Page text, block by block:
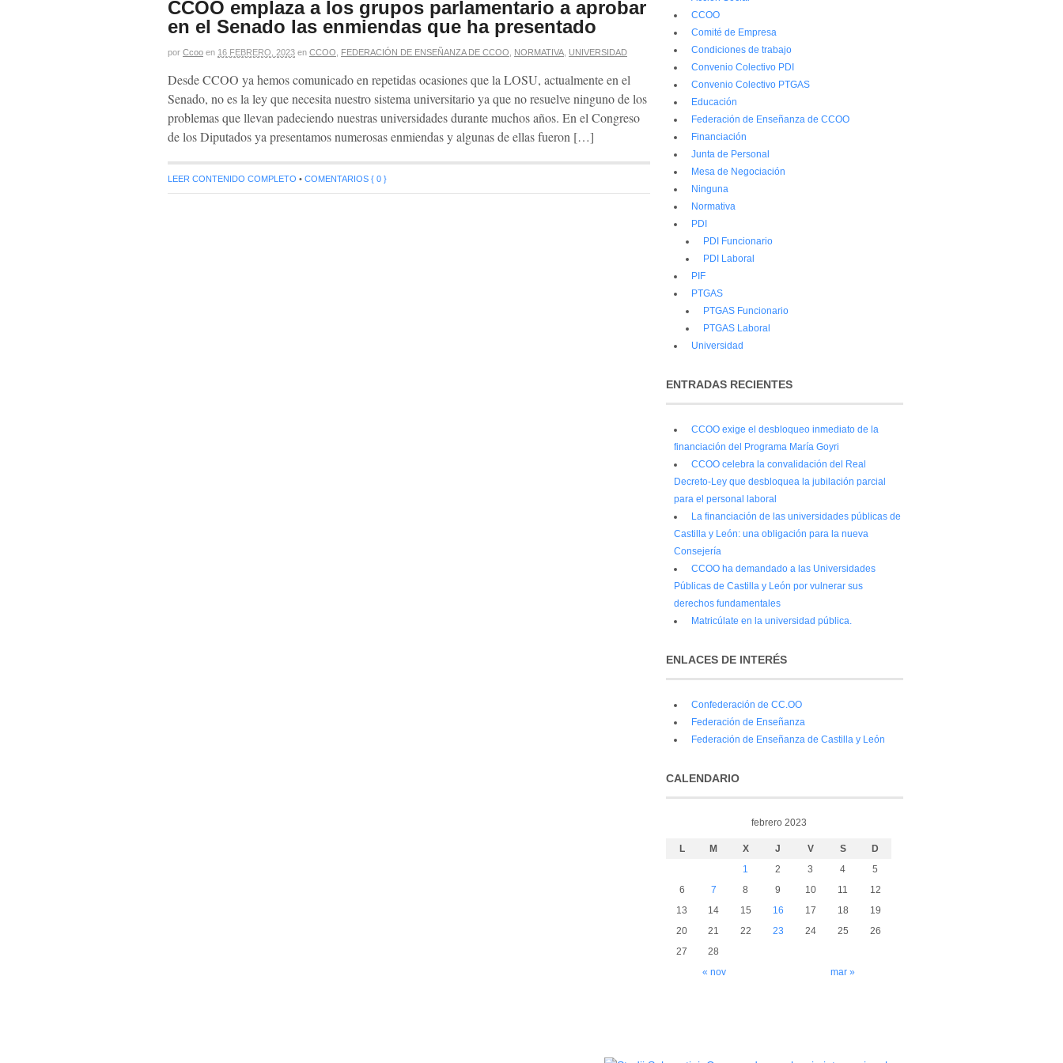
CCOO emplaza a los grupos parlamentario a aprobar
en el Senado las enmiendas que ha presentado
por Ccoo en 16 FEBRERO, 2023 en CCOO FEDERACIÓN DE ENSEÑANZA DE CCOO NORMATIVA UNIVERSIDAD
Desde CCOO ya hemos comunicado en repetidas ocasiones que la LOSU, actualmente en el
Senado, no es la ley que necesita nuestro sistema universitario ya que no resuelve ninguno de los
problemas que llevan padeciendo nuestras universidades durante muchos años. En el Congreso
de los Diputados ya presentamos numerosas enmiendas y algunas de ellas fueron […]
LEER CONTENIDO COMPLETO • COMENTARIOS { 0 }
CCOO
Comité de Empresa
Condiciones de trabajo
Convenio Colectivo PDI
Convenio Colectivo PTGAS
Educación
Federación de Enseñanza de CCOO
Financiación
Junta de Personal
Mesa de Negociación
Ninguna
Normativa
PDI
PDI Funcionario
PDI Laboral
PIF
PTGAS
PTGAS Funcionario
PTGAS Laboral
Universidad
ENTRADAS RECIENTES
CCOO exige el desbloqueo inmediato de la
financiación del Programa María Goyri
CCOO celebra la convalidación del Real
Decreto-Ley que desbloquea la jubilación parcial
para el personal laboral
La financiación de las universidades públicas de
Castilla y León: una obligación para la nueva
Consejería
CCOO ha demandado a las Universidades
Públicas de Castilla y León por vulnerar sus
derechos fundamentales
Matricúlate en la universidad pública.
ENLACES DE INTERÉS
Confederación de CC.OO
Federación de Enseñanza
Federación de Enseñanza de Castilla y León
CALENDARIO
febrero 2023
L M X J V S D
« nov mar »
1 2 3 4
5
6
7 8 9 10 11
12
13
14 15 16 17 18
19
20
21 22 23 24 25
26
27
28